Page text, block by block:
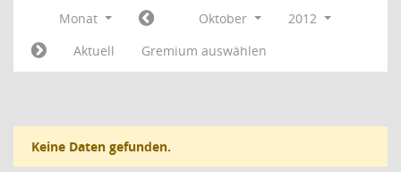
Monat Oktober
2012
Aktuell
Gremium auswählen
Keine Daten gefunden.